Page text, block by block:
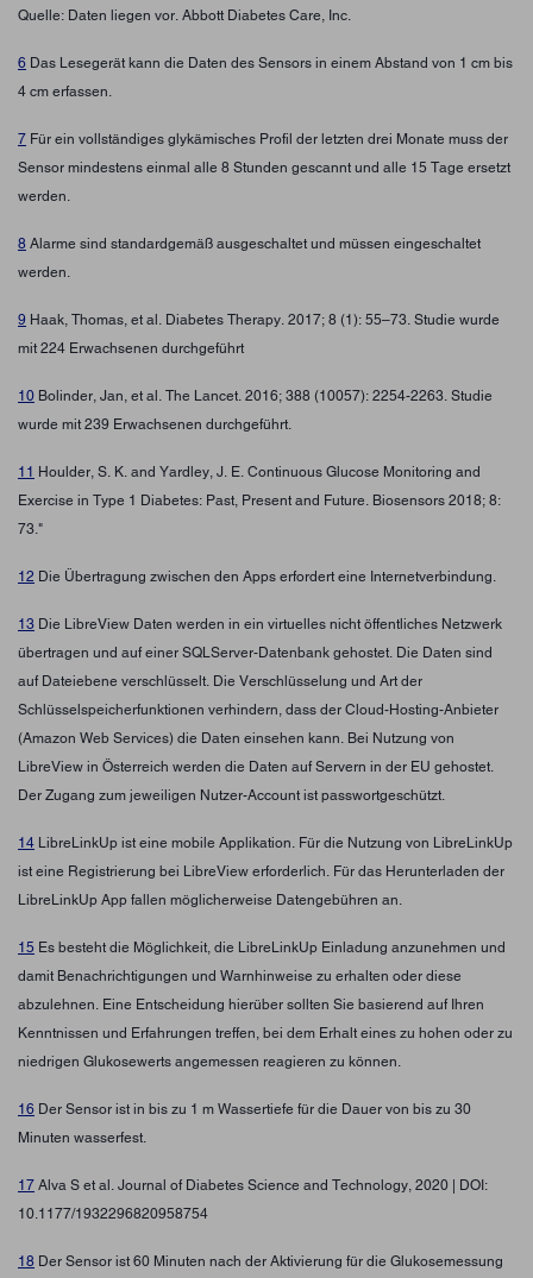
Quelle: Daten liegen vor. Abbott Diabetes Care, Inc.
6 Das Lesegerät kann die Daten des Sensors in einem Abstand von 1 cm bis
4 cm erfassen.
7 Für ein vollständiges glykämisches Profil der letzten drei Monate muss der
Sensor mindestens einmal alle 8 Stunden gescannt und alle 15 Tage ersetzt
werden.
8 Alarme sind standardgemäß ausgeschaltet und müssen eingeschaltet
werden.
9 Haak, Thomas, et al. Diabetes Therapy. 2017; 8 (1): 55–73. Studie wurde
mit 224 Erwachsenen durchgeführt
10 Bolinder, Jan, et al. The Lancet. 2016; 388 (10057): 2254-2263. Studie
wurde mit 239 Erwachsenen durchgeführt.
11 Houlder, S. K. and Yardley, J. E. Continuous Glucose Monitoring and
Exercise in Type 1 Diabetes: Past, Present and Future. Biosensors 2018; 8:
73."
12 Die Übertragung zwischen den Apps erfordert eine Internetverbindung.
13 Die LibreView Daten werden in ein virtuelles nicht öffentliches Netzwerk
übertragen und auf einer SQLServer-Datenbank gehostet. Die Daten sind
auf Dateiebene verschlüsselt. Die Verschlüsselung und Art der
Schlüsselspeicherfunktionen verhindern, dass der Cloud-Hosting-Anbieter
(Amazon Web Services) die Daten einsehen kann. Bei Nutzung von
LibreView in Österreich werden die Daten auf Servern in der EU gehostet.
Der Zugang zum jeweiligen Nutzer-Account ist passwortgeschützt.
14 LibreLinkUp ist eine mobile Applikation. Für die Nutzung von LibreLinkUp
ist eine Registrierung bei LibreView erforderlich. Für das Herunterladen der
LibreLinkUp App fallen möglicherweise Datengebühren an.
15 Es besteht die Möglichkeit, die LibreLinkUp Einladung anzunehmen und
damit Benachrichtigungen und Warnhinweise zu erhalten oder diese
abzulehnen. Eine Entscheidung hierüber sollten Sie basierend auf Ihren
Kenntnissen und Erfahrungen treffen, bei dem Erhalt eines zu hohen oder zu
niedrigen Glukosewerts angemessen reagieren zu können.
16 Der Sensor ist in bis zu 1 m Wassertiefe für die Dauer von bis zu 30
Minuten wasserfest.
17 Alva S et al. Journal of Diabetes Science and Technology, 2020 | DOI:
10.1177/1932296820958754
18 Der Sensor ist 60 Minuten nach der Aktivierung für die Glukosemessung